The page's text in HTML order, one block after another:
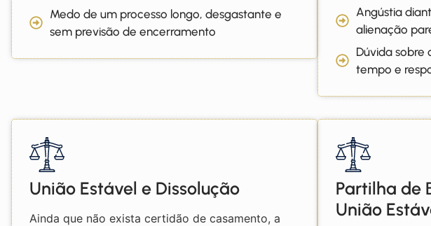
Medo de um processo longo, desgastante e
sem previsão de encerramento
Angústia
alienação
Dúvida sobre
tempo e
União Estável e Dissolução
Ainda que não exista certidão de casamento, a
Partilha de
União